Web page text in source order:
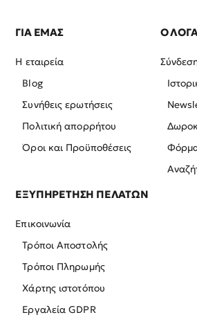
ΓΙΑ ΕΜΑΣ
Η εταιρεία
Blog
Συνήθεις ερωτήσεις
Πολιτική απορρήτου
Όροι και Προϋποθέσεις
Ο
ΕΞΥΠΗΡΕΤΗΣΗ ΠΕΛΑΤΩΝ
Επικοινωνία
Τρόποι Αποστολής
Τρόποι Πληρωμής
Χάρτης ιστοτόπου
Εργαλεία GDPR